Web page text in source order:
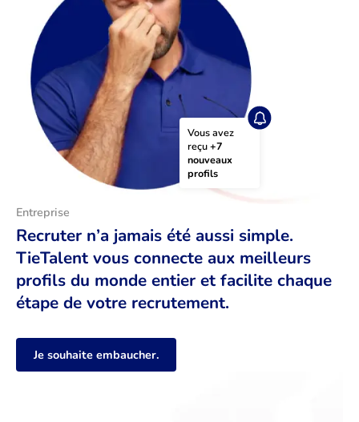
Vous avez
reçu +7
nouveaux
profils
Entreprise
Recruter n’a jamais été aussi simple.
TieTalent vous connecte aux meilleurs
profils du monde entier et facilite chaque
étape de votre recrutement.
Je souhaite embaucher.